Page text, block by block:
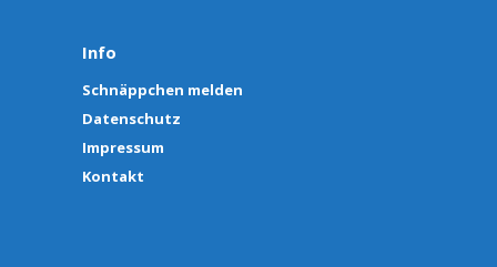
Info
Schnäppchen melden
Datenschutz
Impressum
Kontakt